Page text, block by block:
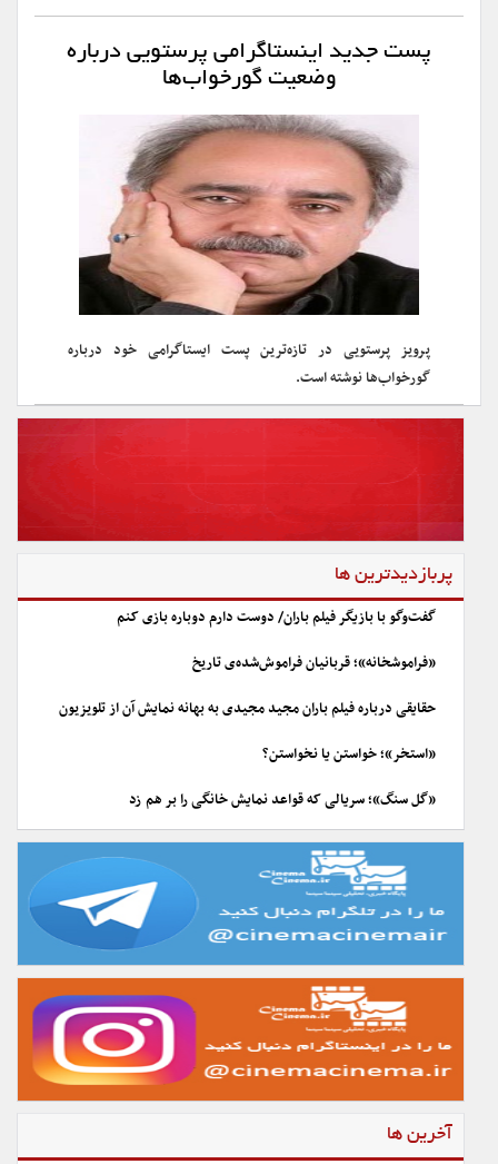
پست جدید اینستاگرامی پرستویی درباره
وضعیت گورخواب‌ها
پرویز پرستویی در تازه‌ترین پست ایستاگرامی خود درباره
گورخواب‌ها نوشته است.
پربازدیدترین ها
گفت‌وگو با بازیگر فیلم باران/ دوست دارم دوباره بازی کنم
«فراموشخانه»؛ قربانیان فراموش‌شده‌ی تاریخ
حقایقی درباره فیلم باران مجید مجیدی به بهانه نمایش آن از تلویزیون
«استخر»؛ خواستن یا نخواستن؟
«گل سنگ»؛ سریالی که قواعد نمایش خانگی را بر هم زد
آخرین ها